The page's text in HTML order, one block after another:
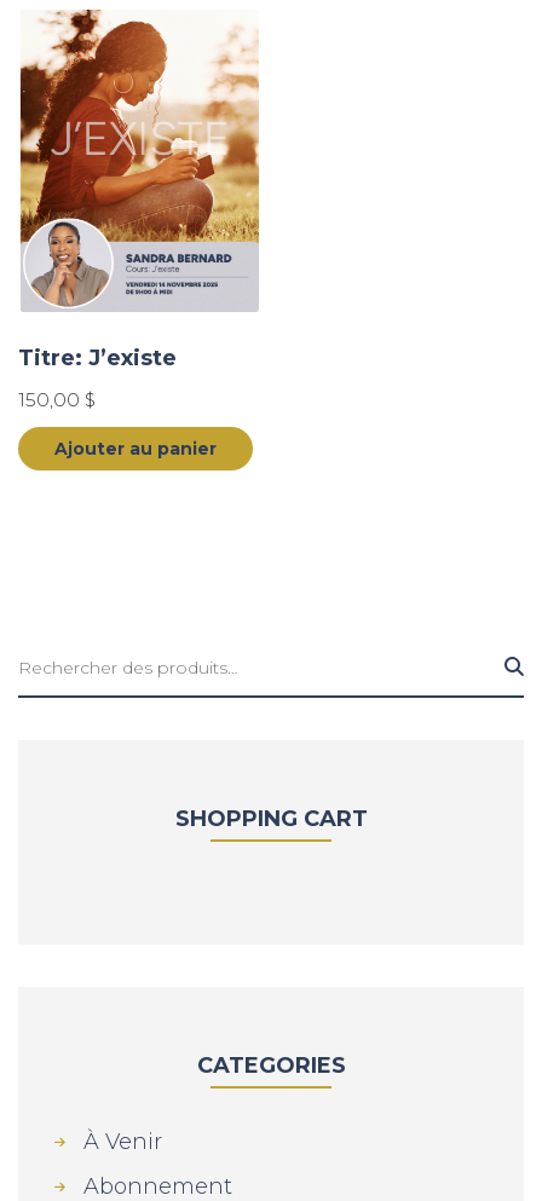
Titre: J’existe
150,00 $
Ajouter au panier
Rechercher :
SHOPPING CART
CATEGORIES
À Venir
Abonnement